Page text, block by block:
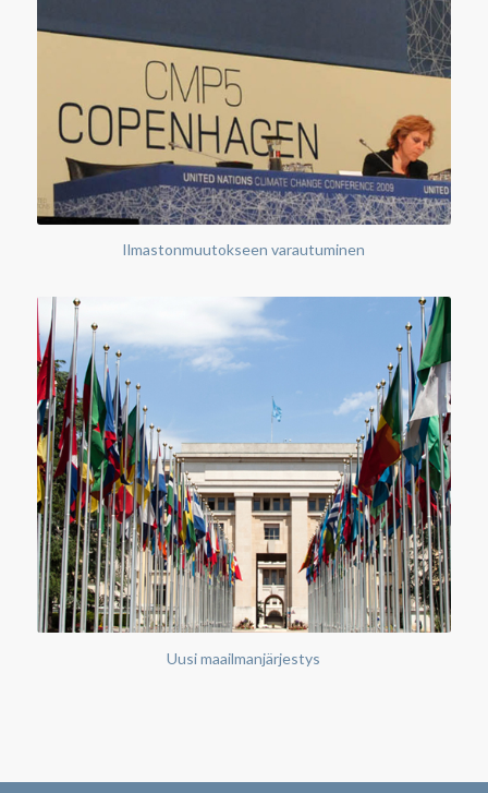
Ilmastonmuutokseen varautuminen
Uusi maailmanjärjestys